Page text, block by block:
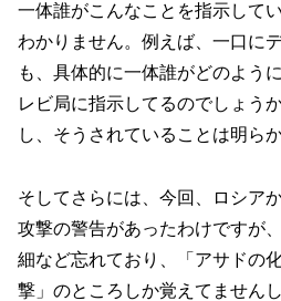
一体誰がこんなことを指示して
わかりません。例えば、一口に
も、具体的に一体誰がどのよう
レビ局に指示してるのでしょう
し、そうされていることは明らか
そしてさらには、今回、ロシア
攻撃の警告があったわけですが
細など忘れており、「アサドの
撃」のところしか覚えてません